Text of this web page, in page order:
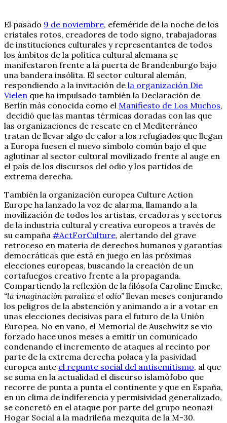
El pasado 9 de noviembre, efeméride de la noche de los
cristales rotos, creadores de todo signo, trabajadoras
de instituciones culturales y representantes de todos
los ámbitos de la política cultural alemana se
manifestaron frente a la puerta de Brandenburgo bajo
una bandera insólita. El sector cultural alemán,
respondiendo a la invitación de la organización Die
Vielen que ha impulsado también la Declaración de
Berlín más conocida como el Manifiesto de Los Muchos,
decidió que las mantas térmicas doradas con las que
las organizaciones de rescate en el Mediterráneo
tratan de llevar algo de calor a los refugiados que llegan
a Europa fuesen el nuevo símbolo común bajo el que
aglutinar al sector cultural movilizado frente al auge en
el país de los discursos del odio y los partidos de
extrema derecha.
También la organización europea Culture Action
Europe ha lanzado la voz de alarma, llamando a la
movilización de todos los artistas, creadoras y sectores
de la industria cultural y creativa europeos a través de
su campaña #ActForCulture, alertando del grave
retroceso en materia de derechos humanos y garantías
democráticas que está en juego en las próximas
elecciones europeas, buscando la creación de un
cortafuegos creativo frente a la propaganda.
Compartiendo la reflexión de la filósofa Caroline Emcke,
“la imaginación paraliza el odio” llevan meses conjurando
los peligros de la abstención y animando a ir a votar en
unas elecciones decisivas para el futuro de la Unión
Europea. No en vano, el Memorial de Auschwitz se vio
forzado hace unos meses a emitir un comunicado
condenando el incremento de ataques al recinto por
parte de la extrema derecha polaca y la pasividad
europea ante el repunte social del antisemitismo, al que
se suma en la actualidad el discurso islamófobo que
recorre de punta a punta el continente y que en España,
en un clima de indiferencia y permisividad generalizado,
se concretó en el ataque por parte del grupo neonazi
Hogar Social a la madrileña mezquita de la M-30.